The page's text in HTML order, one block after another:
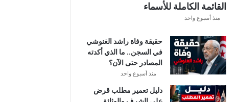
القائمة الكاملة للأسماء
منذ أسبوع واحد
حقيقة وفاة راشد الغنوشي
في السجن.. ما الذي أكدته
المصادر حتى الآن؟
منذ أسبوع واحد
دليل تعمير مطلب قرض